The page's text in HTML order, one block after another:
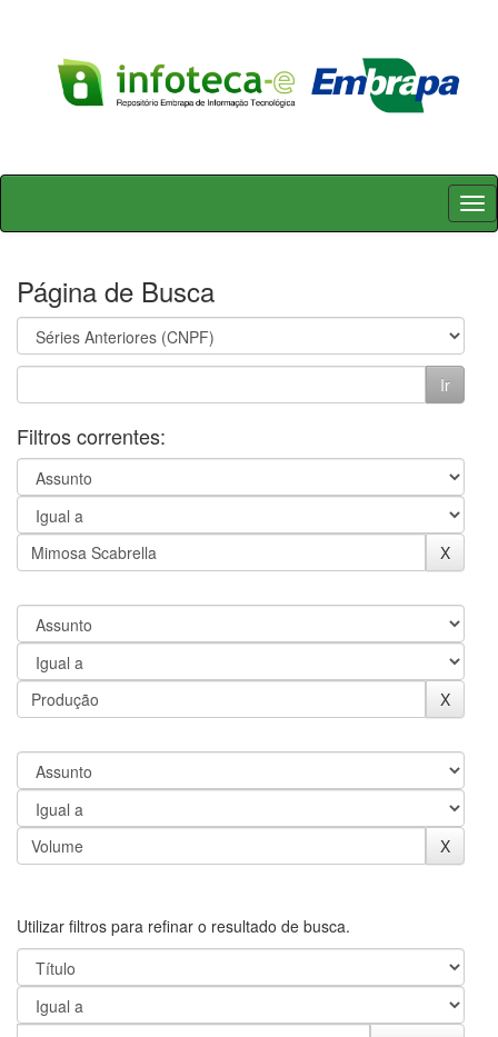
Skip
Página de Busca
Filtros correntes:
Utilizar filtros para refinar o resultado de busca.